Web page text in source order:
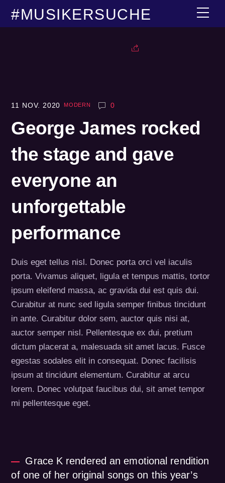
#MUSIKERSUCHE
11 NOV. 2020 MODERN 0
George James rocked
the stage and gave
everyone an
unforgettable
performance
Duis eget tellus nisl. Donec porta orci vel iaculis
porta. Vivamus aliquet, ligula et tempus mattis, tortor
ipsum eleifend massa, ac gravida dui est quis dui.
Curabitur at nunc sed ligula semper finibus tincidunt
in ante. Curabitur dolor sem, auctor quis nisi at,
auctor semper nisl. Pellentesque ex dui, pretium
dictum placerat a, malesuada sit amet lacus. Fusce
egestas sodales elit in consequat. Donec facilisis
ipsum at tincidunt elementum. Curabitur at arcu
lorem. Donec volutpat faucibus dui, sit amet tempor
mi pellentesque eget.
Grace K rendered an emotional rendition
of one of her original songs on this year’s